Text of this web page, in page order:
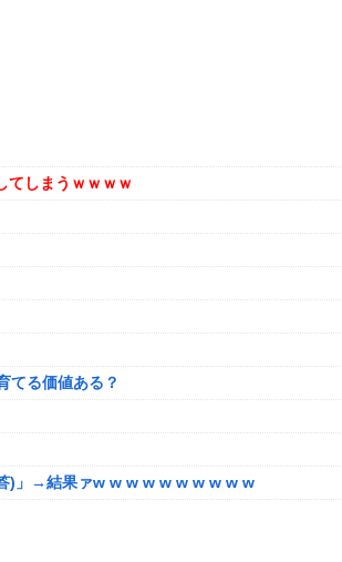
てしまうｗｗｗｗ
てる価値ある？
答)」→結果ァw w w w w w w w w w